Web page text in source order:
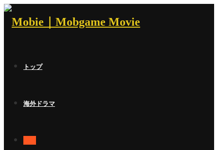
トップ
海外ドラマ